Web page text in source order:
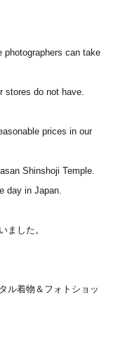
photographers can take
stores do not have.
prices in our
Shinshoji Temple.
day in Japan.
ました。
ル着物＆フォトショッ